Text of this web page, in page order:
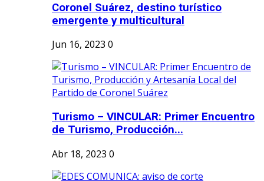
Coronel Suárez, destino turístico
emergente y multicultural
Jun 16, 2023 0
Turismo – VINCULAR: Primer Encuentro
de Turismo, Producción...
Abr 18, 2023 0